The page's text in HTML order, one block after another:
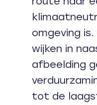
omgeving
wijken in
afbeelding
tot de